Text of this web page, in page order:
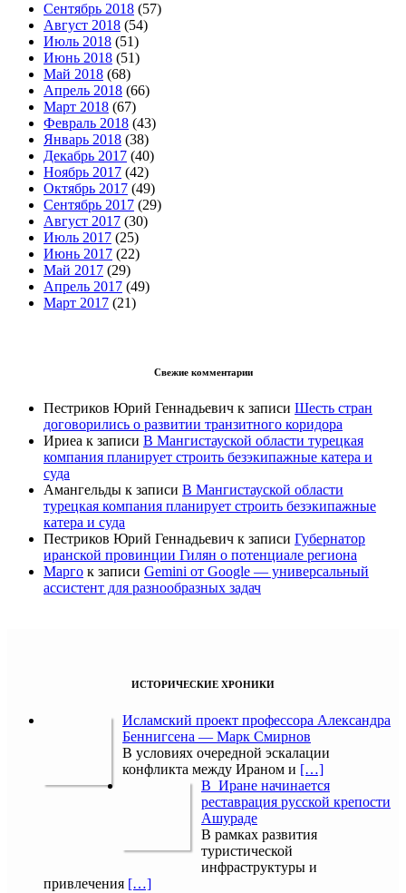
Сентябрь 2018 (57)
Август 2018 (54)
Июль 2018 (51)
Июнь 2018 (51)
Май 2018 (68)
Апрель 2018 (66)
Март 2018 (67)
Февраль 2018 (43)
Январь 2018 (38)
Декабрь 2017 (40)
Ноябрь 2017 (42)
Октябрь 2017 (49)
Сентябрь 2017 (29)
Август 2017 (30)
Июль 2017 (25)
Июнь 2017 (22)
Май 2017 (29)
Апрель 2017 (49)
Март 2017 (21)
Свежие комментарии
Пестриков Юрий Геннадьевич к записи Шесть стран
договорились о развитии транзитного коридора
Ириеа к записи В Мангистауской области турецкая
компания планирует строить безэкипажные катера и
суда
Амангельды к записи В Мангистауской области
турецкая компания планирует строить безэкипажные
катера и суда
Пестриков Юрий Геннадьевич к записи Губернатор
иранской провинции Гилян о потенциале региона
Марго к записи Gemini от Google — универсальный
ассистент для разнообразных задач
ИСТОРИЧЕСКИЕ ХРОНИКИ
Исламский проект профессора Александра
Беннигсена — Марк Смирнов
В условиях очередной эскалации
конфликта между Ираном и […]
В Иране начинается
реставрация русской крепости
Ашураде
В рамках развития
туристической
инфраструктуры и
привлечения […]